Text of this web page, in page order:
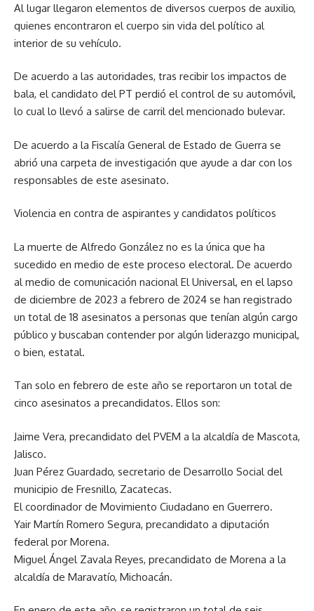
Al lugar llegaron elementos de diversos cuerpos de auxilio,
quienes encontraron el cuerpo sin vida del político al
interior de su vehículo.
De acuerdo a las autoridades, tras recibir los impactos de
bala, el candidato del PT perdió el control de su automóvil,
lo cual lo llevó a salirse de carril del mencionado bulevar.
De acuerdo a la Fiscalía General de Estado de Guerra se
abrió una carpeta de investigación que ayude a dar con los
responsables de este asesinato.
Violencia en contra de aspirantes y candidatos políticos
La muerte de Alfredo González no es la única que ha
sucedido en medio de este proceso electoral. De acuerdo
al medio de comunicación nacional El Universal, en el lapso
de diciembre de 2023 a febrero de 2024 se han registrado
un total de 18 asesinatos a personas que tenían algún cargo
público y buscaban contender por algún liderazgo municipal,
o bien, estatal.
Tan solo en febrero de este año se reportaron un total de
cinco asesinatos a precandidatos. Ellos son:
Jaime Vera, precandidato del PVEM a la alcaldía de Mascota,
Jalisco.
Juan Pérez Guardado, secretario de Desarrollo Social del
municipio de Fresnillo, Zacatecas.
El coordinador de Movimiento Ciudadano en Guerrero.
Yair Martín Romero Segura, precandidato a diputación
federal por Morena.
Miguel Ángel Zavala Reyes, precandidato de Morena a la
alcaldía de Maravatío, Michoacán.